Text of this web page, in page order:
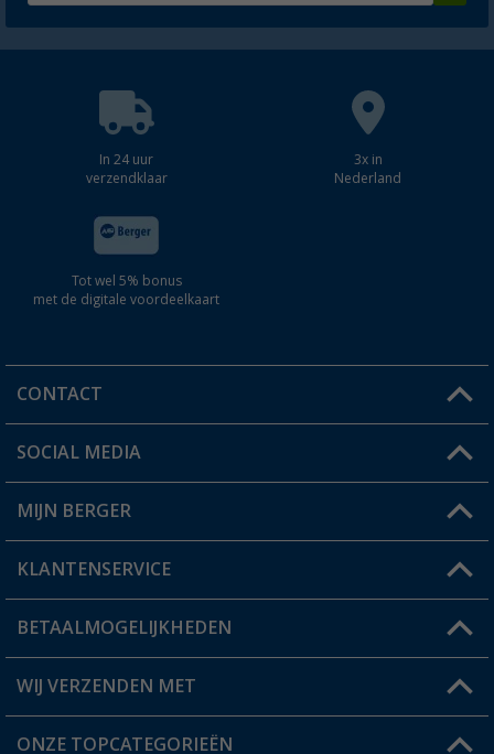
Adviesprijs€ 44,99
In 24 uur
verzendklaar
3x in
Nederland
Tot wel 5% bonus
met de digitale voordeelkaart
CONTACT
Een vraag?
Winkel vinden
SOCIAL MEDIA
MIJN BERGER
Mijn account
Status bestelling
Verlanglijstje
KLANTENSERVICE
FAQ & Contact
Verzendinformatie
BETAALMOGELIJKHEDEN
WIJ VERZENDEN MET
ONZE TOPCATEGORIEËN